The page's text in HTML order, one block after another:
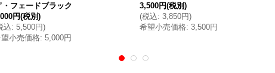
・フェードブラック
円(税別)
込: 5,500円)
小売価格: 5,000円
3,500円(税別)
(税込: 3,850円)
希望小売価格: 3,500円